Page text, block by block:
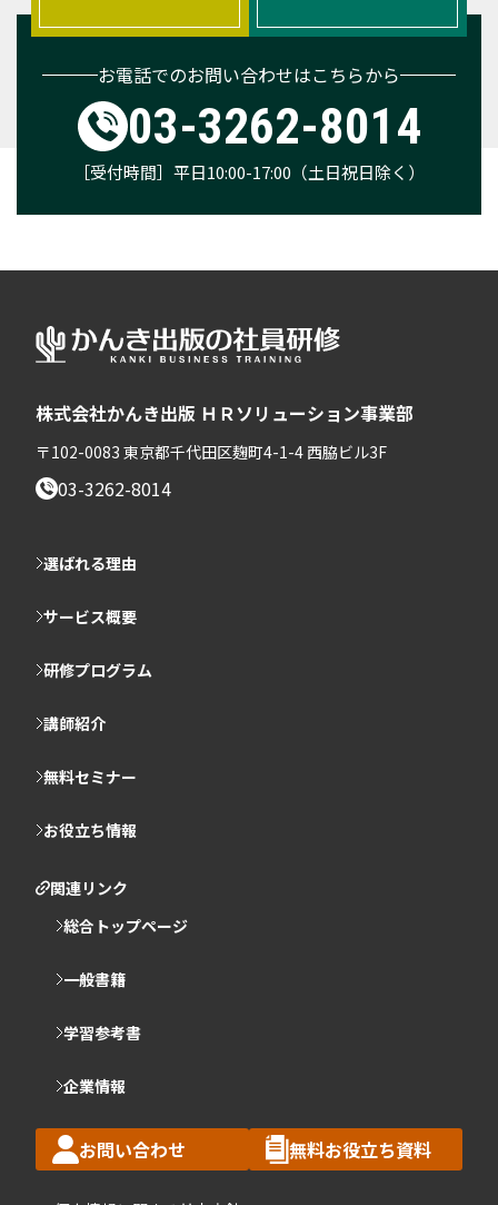
お電話でのお問い合わせはこちらから
03-3262-8014
［受付時間］平日10:00-17:00（土日祝日除く）
株式会社かんき出版 ＨＲソリューション事業部
〒102-0083 東京都千代田区麹町4-1-4 西脇ビル3F
03-3262-8014
選ばれる理由
サービス概要
研修プログラム
講師紹介
無料セミナー
お役立ち情報
関連リンク
総合トップページ
一般書籍
学習参考書
企業情報
お問い合わせ 無料お役立ち資料